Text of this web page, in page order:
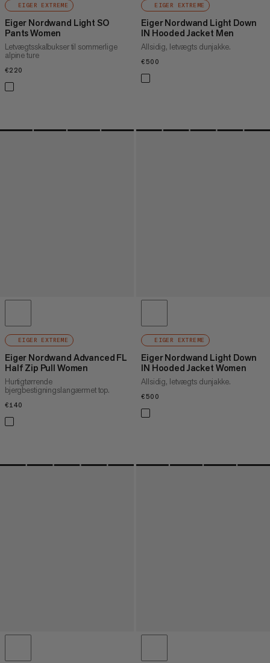
EIGER EXTREME
Eiger Nordwand Light SO
Pants Women
Letvægtsskalbukser til sommerlige
alpine ture
€220
EIGER EXTREME
Eiger Nordwand Light Down
IN Hooded Jacket Men
Allsidig, letvægts dunjakke.
€500
EIGER EXTREME
Eiger Nordwand Advanced FL
Half Zip Pull Women
Hurtigtørrende
bjergbestigningslangærmet top.
€140
EIGER EXTREME
Eiger Nordwand Light Down
IN Hooded Jacket Women
Allsidig, letvægts dunjakke.
€500